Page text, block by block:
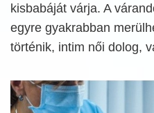
kisbabáját várja. A
egyre gyakrabban
történik, intim női dolog,